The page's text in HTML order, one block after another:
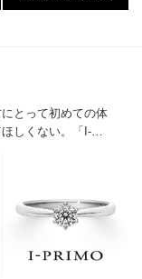
とって初めての体
しくない。「I-
最初の一歩をご一